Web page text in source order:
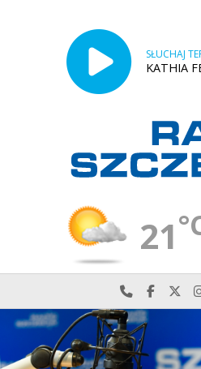
SŁUCHAJ
KATHIA
21
Najlepiej po